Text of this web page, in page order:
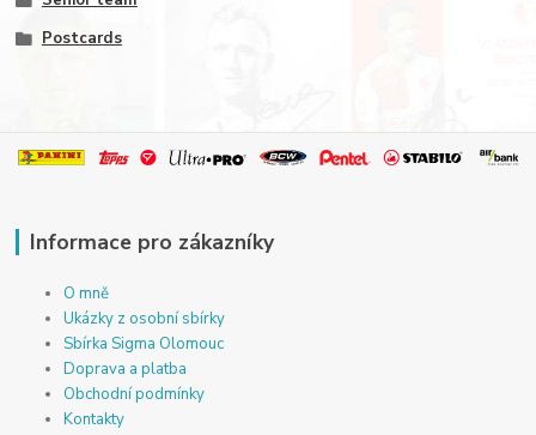
Postcards
Informace pro zákazníky
O mně
Ukázky z osobní sbírky
Sbírka Sigma Olomouc
Doprava a platba
Obchodní podmínky
Kontakty